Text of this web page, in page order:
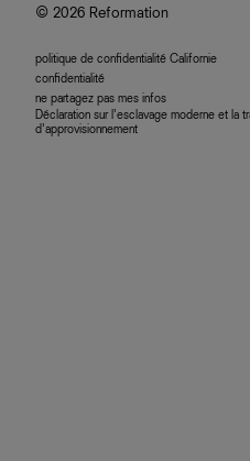
© 2026 Reformation
politique de confidentialité Californie
confidentialité
ne partagez pas mes infos
Déclaration sur l’esclavage moderne et la
d’approvisionnement